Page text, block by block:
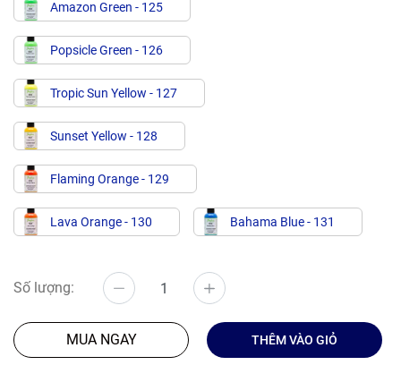
Amazon Green - 125
Popsicle Green - 126
Tropic Sun Yellow - 127
Sunset Yellow - 128
Flaming Orange - 129
Lava Orange - 130 Bahama Blue - 131
Số lượng:
MUA NGAY THÊM VÀO GIỎ